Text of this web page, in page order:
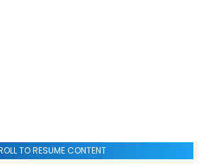
TO RESUME CONTENT